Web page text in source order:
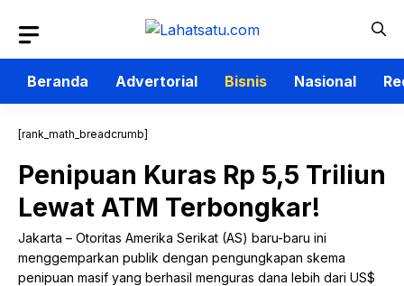
isi
Beranda
Advertorial Bisnis Nasional
[rank_math_breadcrumb]
Penipuan Kuras Rp 5,5 Triliun
Lewat ATM Terbongkar!
Jakarta – Otoritas Amerika Serikat (AS) baru-baru ini
menggemparkan publik dengan pengungkapan skema
penipuan masif yang berhasil menguras dana lebih dari US$